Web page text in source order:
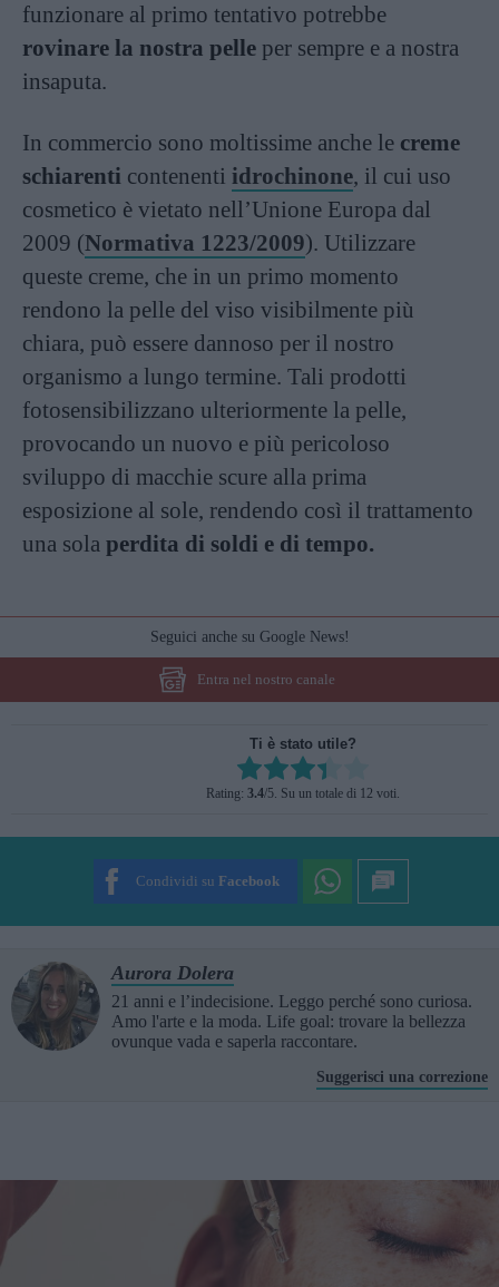
funzionare al primo tentativo potrebbe
rovinare la nostra pelle per sempre e a nostra
insaputa.
In commercio sono moltissime anche le creme
schiarenti contenenti idrochinone, il cui uso
cosmetico è vietato nell’Unione Europa dal
2009 (Normativa 1223/2009). Utilizzare
queste creme, che in un primo momento
rendono la pelle del viso visibilmente più
chiara, può essere dannoso per il nostro
organismo a lungo termine. Tali prodotti
fotosensibilizzano ulteriormente la pelle,
provocando un nuovo e più pericoloso
sviluppo di macchie scure alla prima
esposizione al sole, rendendo così il trattamento
una sola perdita di soldi e di tempo.
Seguici anche su Google News!
Entra nel nostro canale
Ti è stato utile?
Rate this item:
SUBMIT RATING
Rating: 3.4/5. Su un totale di 12 voti.
Condividi su Facebook
Aurora Dolera
21 anni e l’indecisione. Leggo perché sono curiosa.
Amo l'arte e la moda. Life goal: trovare la bellezza
ovunque vada e saperla raccontare.
Suggerisci una correzione